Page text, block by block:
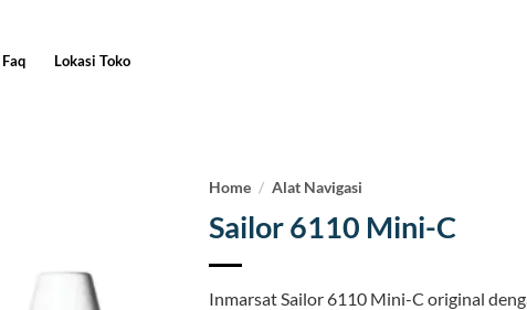
Faq Lokasi Toko
Home / Alat Navigasi
Sailor 6110 Mini-C
Inmarsat Sailor 6110 Mini-C original